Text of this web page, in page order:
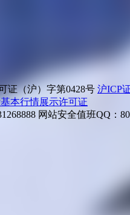
证（沪）字第0428号 沪ICP
本行情展示许可证
网站安全值班QQ：